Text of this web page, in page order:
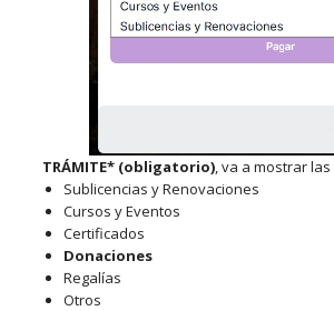
TRÁMITE* (obligatorio), va a mostrar
Sublicencias y Renovaciones
Cursos y Eventos
Certificados
Donaciones
Regalías
Otros